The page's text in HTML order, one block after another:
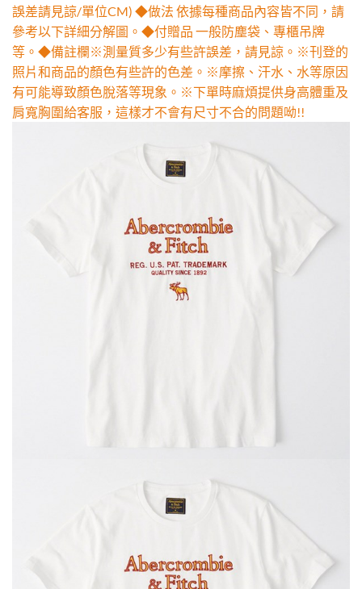
誤差請見諒/單位CM) ◆做法 依據每種商品內容皆不同，請
參考以下詳細分解圖。◆付贈品 一般防塵袋、專櫃吊牌
等。◆備註欄※測量質多少有些許誤差，請見諒。※刊登的
照片和商品的顏色有些許的色差。※摩擦、汗水、水等原因
有可能導致顏色脫落等現象。※下單時麻煩提供身高體重及
肩寬胸圍給客服，這樣才不會有尺寸不合的問題呦!!